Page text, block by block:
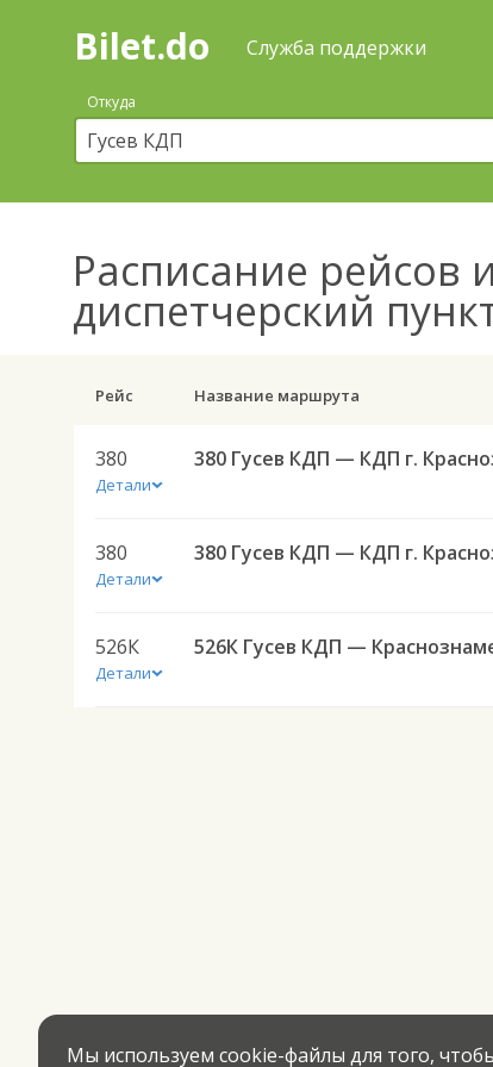
Поиск
покупка
билетов
автобус
онлайн
Bilet.do Служба поддержки
Откуда
Расписание рейсов
диспетчерский
Рейс Название маршрута
380
Детали
380
Детали
526К
Детали
Мы используем cookie-файлы для того,